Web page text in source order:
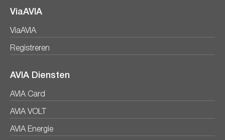
ViaAVIA
ViaAVIA
Registreren
AVIA Diensten
AVIA Card
AVIA VOLT
AVIA Energie